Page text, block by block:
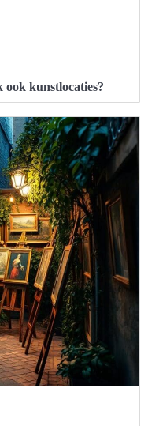
kunstlocaties?